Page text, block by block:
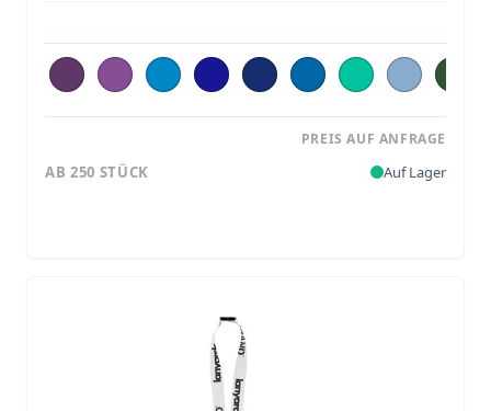
PREIS AUF ANFRAGE
AB 250 STÜCK Auf Lager